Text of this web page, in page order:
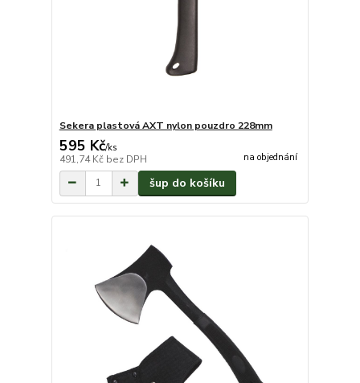
Sekera plastová AXT nylon pouzdro 228mm
595 Kč/ks
491,74 Kč bez DPH na objednání
šup do košíku